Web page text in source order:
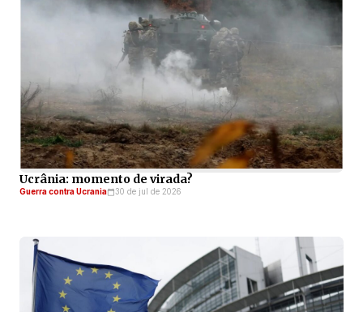
Ucrânia: momento de virada?
Guerra contra Ucrania 30 de jul de 2026